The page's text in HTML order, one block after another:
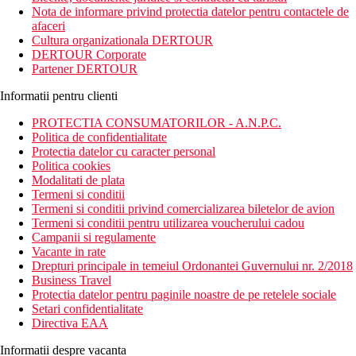
camere moderne.
Distanta
800 m distanta de Plaja Almirante Reis
200 m distanta de Muzeul Frederico de Freitas
Descrierea camerei
Camera dubla:
TV/sat.
baie/toaleta (uscator de par)
lenjerie de pat
dus
Descrierea hotelului
Hotelul dispune de:
camera de bagaje
terasa
receptie deschisa non stop
lift
Wifi
Descrierea plajei
plaja cu nisip
Nota de informare privind protectia datelor pentru contactele de
afaceri
Cultura organizationala DERTOUR
DERTOUR Corporate
Partener DERTOUR
Informatii pentru clienti
PROTECTIA CONSUMATORILOR - A.N.P.C.
Politica de confidentialitate
Protectia datelor cu caracter personal
Politica cookies
Modalitati de plata
Termeni si conditii
Termeni si conditii privind comercializarea biletelor de avion
Termeni si conditii pentru utilizarea voucherului cadou
Campanii si regulamente
Vacante in rate
Drepturi principale in temeiul Ordonantei Guvernului nr. 2/2018
Business Travel
Protectia datelor pentru paginile noastre de pe retelele sociale
Setari confidentialitate
Directiva EAA
Informatii despre vacanta